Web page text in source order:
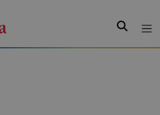
Search